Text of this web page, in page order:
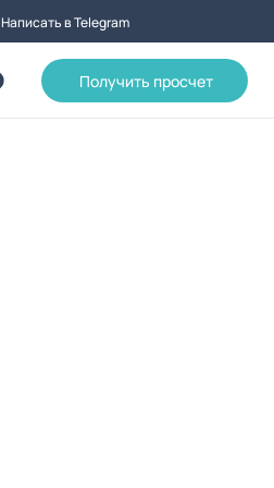
Написать в Telegram
Получить просчет